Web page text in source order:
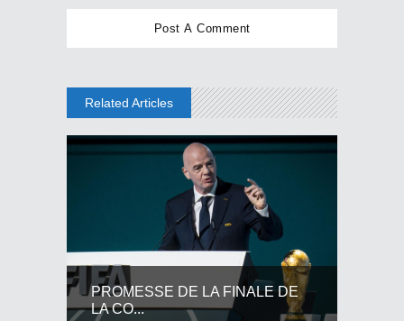
Related Articles
PROMESSE DE LA FINALE DE
LA CO...